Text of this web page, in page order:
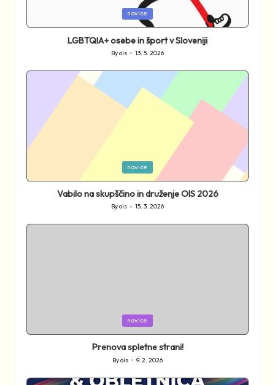
in
novice
LGBTQIA+ osebe in šport v Sloveniji
Posted
Byois 13. 5. 2026
in
novice
Vabilo na skupščino in druženje OIS 2026
Posted
by
Byois 15. 3. 2026
in
novice
Prenova spletne strani!
Posted
Byois 9. 2. 2026